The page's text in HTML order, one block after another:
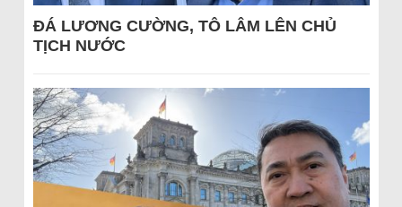
ĐÁ LƯƠNG CƯỜNG, TÔ LÂM LÊN CHỦ
TỊCH NƯỚC